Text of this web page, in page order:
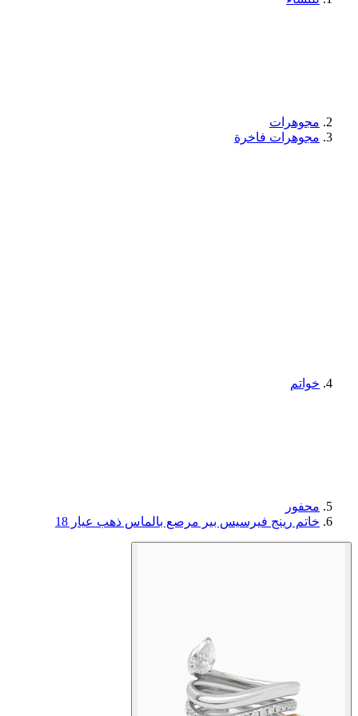
مجوهرات
مجوهرات فاخرة
خواتم
محفور
خاتم رينج فيرسيس بير مرصع بالماس ذهب عيار 18